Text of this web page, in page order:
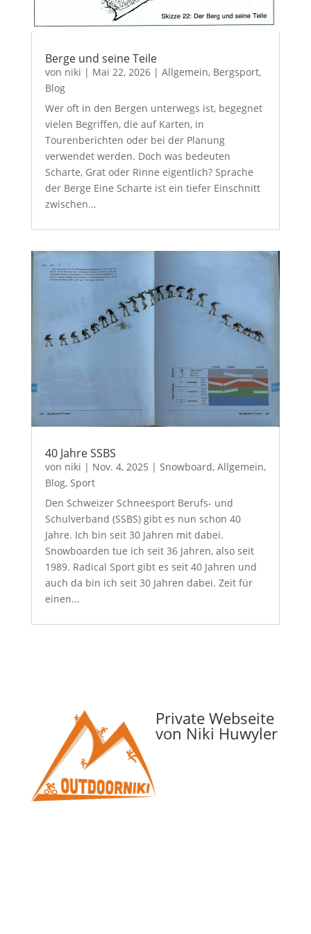
Berge und seine Teile
von niki | Mai 22, 2026| Allgemein, Bergsport,
Blog
Wer oft in den Bergen unterwegs ist, begegnet
vielen Begriffen, die auf Karten, in
Tourenberichten oder bei der Planung
verwendet werden. Doch was bedeuten
Scharte, Grat oder Rinne eigentlich? Sprache
der Berge Eine Scharte ist ein tiefer Einschnitt
zwischen...
40 Jahre SSBS
von niki | Nov. 4, 2025 | Snowboard, Allgemein,
Blog, Sport
Den Schweizer Schneesport Berufs- und
Schulverband (SSBS) gibt es nun schon 40
Jahre. Ich bin seit 30 Jahren mit dabei.
Snowboarden tue ich seit 36 Jahren, also seit
1989. Radical Sport gibt es seit 40 Jahren und
auch da bin ich seit 30 Jahren dabei. Zeit für
einen...
Private Webseite
von Niki Huwyler